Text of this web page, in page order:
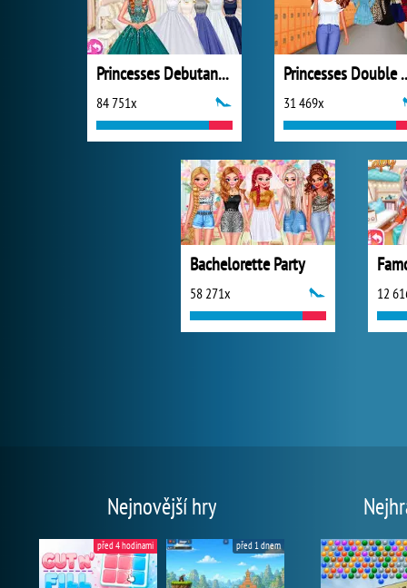
Princesses Debutante Ball
84 751x 31 469x
Bachelorette Party
58 271x 12
Nejnovější hry
před 4 hodinami před 1 dnem